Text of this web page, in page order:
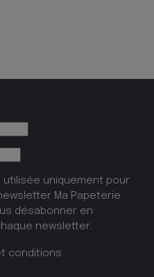
uniquement pour
Ma Papeterie
désabonner en
newsletter.
conditions